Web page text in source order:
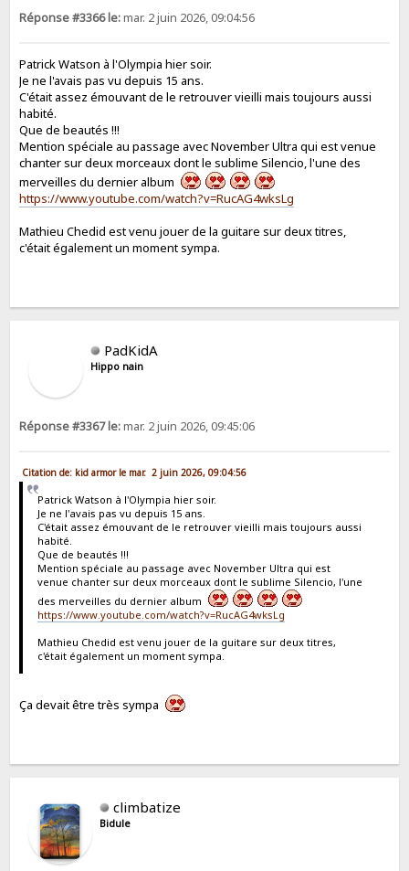
Réponse #3366 le:mar. 2 juin 2026, 09:04:56
Patrick Watson à l'Olympia hier soir.
Je ne l'avais pas vu depuis 15 ans.
C'était assez émouvant de le retrouver vieilli mais toujours aussi
habité.
Que de beautés !!!
Mention spéciale au passage avec November Ultra qui est venue
chanter sur deux morceaux dont le sublime Silencio, l'une des
merveilles du dernier album
https://www.youtube.com/watch?v=RucAG4wksLg
Mathieu Chedid est venu jouer de la guitare sur deux titres,
c'était également un moment sympa.
PadKidA
Hippo nain
Réponse #3367 le:mar. 2 juin 2026, 09:45:06
Citation de: kid armor le mar. 2 juin 2026, 09:04:56
Patrick Watson à l'Olympia hier soir.
Je ne l'avais pas vu depuis 15 ans.
C'était assez émouvant de le retrouver vieilli mais toujours aussi
habité.
Que de beautés !!!
Mention spéciale au passage avec November Ultra qui est
venue chanter sur deux morceaux dont le sublime Silencio, l'une
des merveilles du dernier album
https://www.youtube.com/watch?v=RucAG4wksLg
Mathieu Chedid est venu jouer de la guitare sur deux titres,
c'était également un moment sympa.
Ça devait être très sympa
climbatize
Bidule